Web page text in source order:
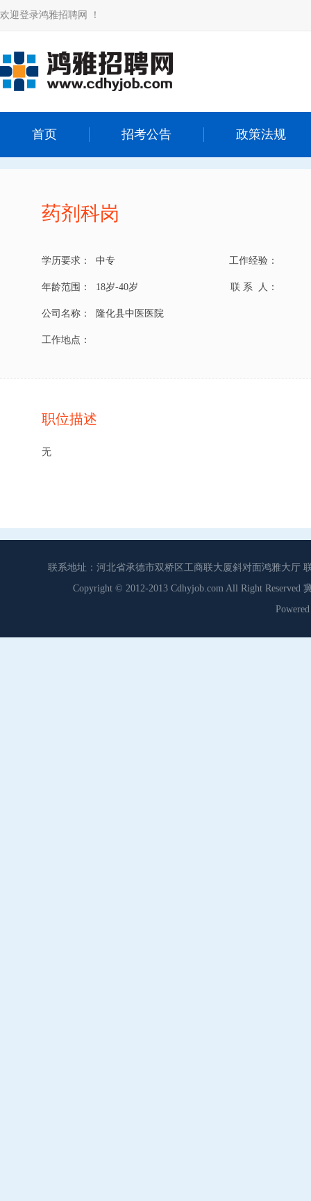
欢迎登录鸿雅招聘网 ！
首页 招考公告 政策法规
药剂科岗
学历要求： 中专 工作经验：
年龄范围： 18岁-40岁 联 系 人：
公司名称： 隆化县中医医院
工作地点：
职位描述
无
联系地址：河北省承德市双桥区工商联大厦斜对面鸿雅大厅
Copyright © 2012-2013 Cdhyjob.com All Right Reserved